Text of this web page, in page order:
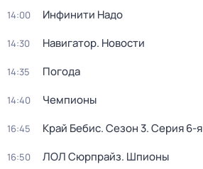
14:00 Инфинити Надо
14:30 Навигатор. Новости
14:35 Погода
14:40 Чемпионы
16:45 Край Бебис. Сезон 3. Серия 6-я
16:50 ЛОЛ Сюрпрайз. Шпионы